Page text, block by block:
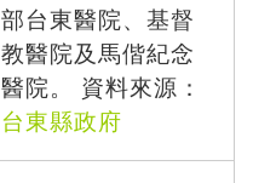
部台東醫院、基督
教醫院及馬偕紀念
醫院。 資料來源：
台東縣政府